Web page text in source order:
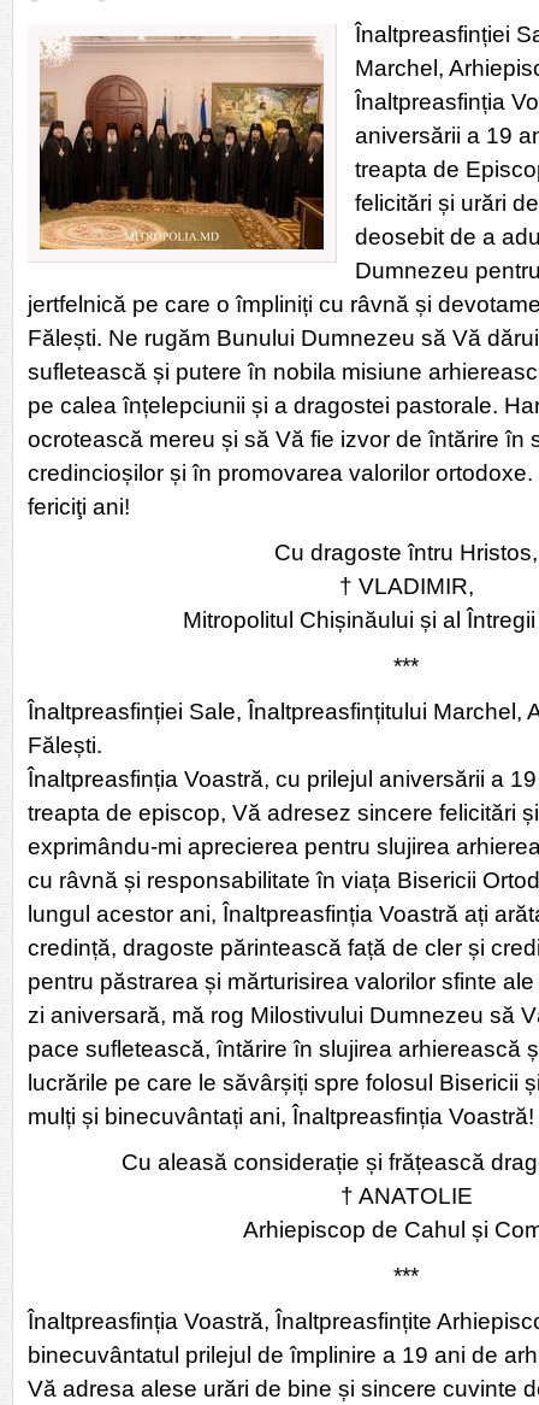
Înaltpreasfinției
Marchel,
Înaltpreasfinția
aniversării a 19
treapta de
felicitări și urări
deosebit de a
Dumnezeu
jertfelnică pe care o împliniți cu râvnă și
Fălești. Ne rugăm Bunului Dumnezeu să Vă
sufletească și putere în nobila misiune
pe calea înțelepciunii și a dragostei pastorale.
ocrotească mereu și să Vă fie izvor de întărire în
credincioșilor și în promovarea valorilor
fericiţi ani!
Cu dragoste întru Hristos,
† VLADIMIR,
Mitropolitul Chișinăului și al
***
Înaltpreasfinției Sale, Înaltpreasfințitului Marchel,
Fălești.
Înaltpreasfinția Voastră, cu prilejul aniversării a
treapta de episcop, Vă adresez sincere felicitări
exprimându-mi aprecierea pentru slujirea
cu râvnă și responsabilitate în viața Bisericii
lungul acestor ani, Înaltpreasfinția Voastră ați
credință, dragoste părintească față de cler și
pentru păstrarea și mărturisirea valorilor sfinte
zi aniversară, mă rog Milostivului Dumnezeu să
pace sufletească, întărire în slujirea arhierească
lucrările pe care le săvârșiți spre folosul Bisericii
mulți și binecuvântați ani, Înaltpreasfinția Voastră!
Cu aleasă considerație și frățească
† ANATOLIE
Arhiepiscop de Cahul și
***
Înaltpreasfinția Voastră, Înaltpreasfințite
binecuvântatul prilejul de împlinire a 19 ani de
Vă adresa alese urări de bine și sincere cuvinte